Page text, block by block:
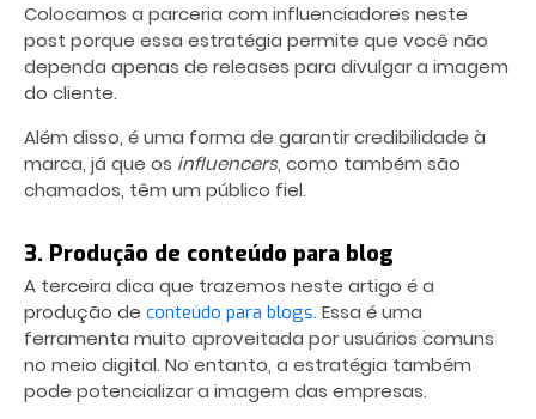
Colocamos a parceria com influenciadores neste
post porque essa estratégia permite que você não
dependa apenas de releases para divulgar a imagem
do cliente.
Além disso, é uma forma de garantir credibilidade à
marca, já que os influencers, como também são
chamados, têm um público fiel.
3. Produção de conteúdo para blog
A terceira dica que trazemos neste artigo é a
produção de conteúdo para blogs. Essa é uma
ferramenta muito aproveitada por usuários comuns
no meio digital. No entanto, a estratégia também
pode potencializar a imagem das empresas.